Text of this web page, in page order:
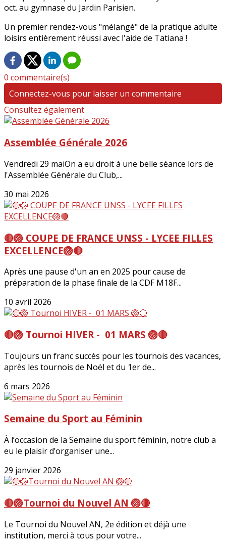
oct. au gymnase du Jardin Parisien.
Un premier rendez-vous "mélangé" de la pratique adulte
loisirs entièrement réussi avec l'aide de Tatiana !
0 commentaire(s)
Connectez-vous pour laisser un commentaire
Consultez également
Assemblée Générale 2026
Vendredi 29 maiOn a eu droit à une belle séance lors de
l'Assemblée Générale du Club,...
30 mai 2026
🔴🏐 COUPE DE FRANCE UNSS - LYCEE FILLES
EXCELLENCE🏐🔴
Après une pause d'un an en 2025 pour cause de
préparation de la phase finale de la CDF M18F...
10 avril 2026
🔴🏐 Tournoi HIVER - 01 MARS 🏐🔴
Toujours un franc succès pour les tournois des vacances,
après les tournois de Noël et du 1er de...
6 mars 2026
Semaine du Sport au Féminin
À l’occasion de la Semaine du sport féminin, notre club a
eu le plaisir d’organiser une...
29 janvier 2026
🔴🏐Tournoi du Nouvel AN 🏐🔴
Le Tournoi du Nouvel AN, 2e édition et déjà une
institution, merci à tous pour votre...